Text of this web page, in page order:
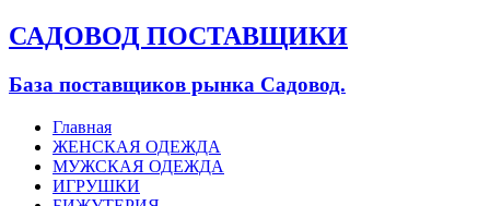
САДОВОД ПОСТАВЩИКИ
База поставщиков рынка Садовод.
Главная
ЖЕНСКАЯ ОДЕЖДА
МУЖСКАЯ ОДЕЖДА
ИГРУШКИ